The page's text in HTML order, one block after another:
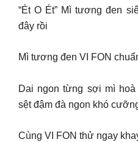
“Ét O Ét” Mì tương đen
đây rồi
Mì tương đen VI FON
Dai ngon từng sợi mì
sệt đậm đà ngon khó
Cùng VI FON thử ngay